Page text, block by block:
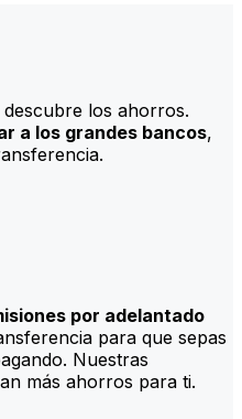
los ahorros.
a los grandes bancos,
por adelantado
para que sepas
Nuestras
más ahorros para ti.